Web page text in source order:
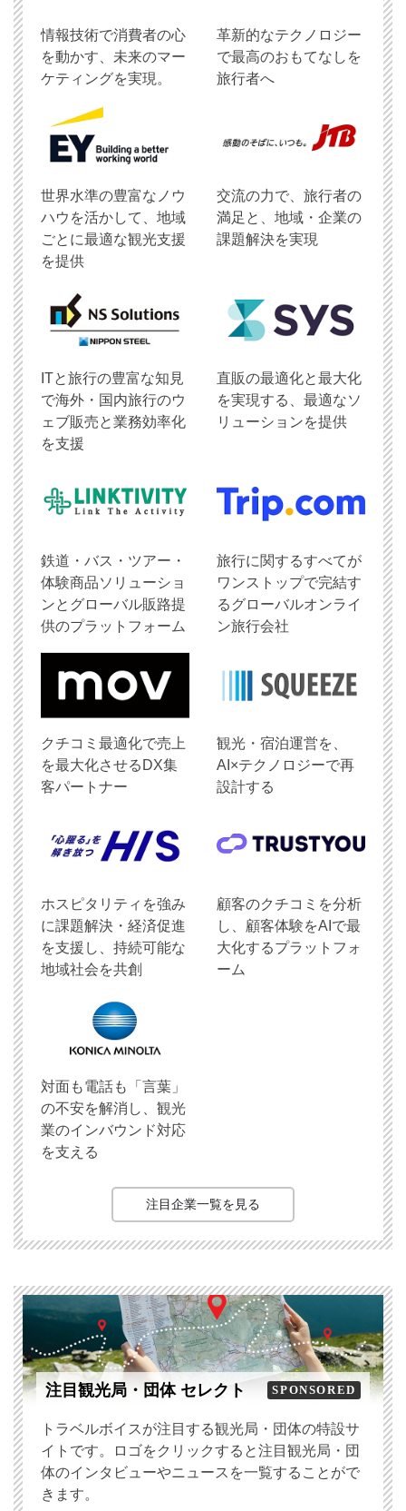
情報技術で消費者の心
を動かす、未来のマー
ケティングを実現。
革新的なテクノロジー
で最高のおもてなしを
旅行者へ
世界水準の豊富なノウ
ハウを活かして、地域
ごとに最適な観光支援
を提供
交流の力で、旅行者の
満足と、地域・企業の
課題解決を実現
ITと旅行の豊富な知見
で海外・国内旅行のウ
ェブ販売と業務効率化
を支援
直販の最適化と最大化
を実現する、最適なソ
リューションを提供
鉄道・バス・ツアー・
体験商品ソリューショ
ンとグローバル販路提
供のプラットフォーム
旅行に関するすべてが
ワンストップで完結す
るグローバルオンライ
ン旅行会社
クチコミ最適化で売上
を最大化させるDX集
客パートナー
観光・宿泊運営を、
AI×テクノロジーで再
設計する
ホスピタリティを強み
に課題解決・経済促進
を支援し、持続可能な
地域社会を共創
顧客のクチコミを分析
し、顧客体験をAIで最
大化するプラットフォ
ーム
対面も電話も「言葉」
の不安を解消し、観光
業のインバウンド対応
を支える
注目企業一覧を見る
注目観光局・団体 セレクト SPONSORED
トラベルボイスが注目する観光局・団体の特設サ
イトです。ロゴをクリックすると注目観光局・団
体のインタビューやニュースを一覧することがで
きます。